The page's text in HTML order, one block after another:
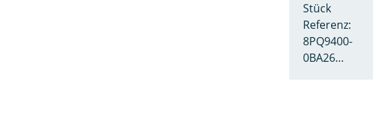
Stück
Referenz:
8PQ9400-
0BA26…